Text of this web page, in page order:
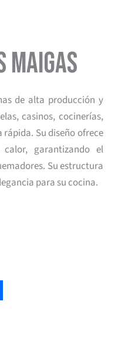
Maigas
de alta producción y
casinos, cocinerías,
Su diseño ofrece
garantizando el
Su estructura
para su cocina.